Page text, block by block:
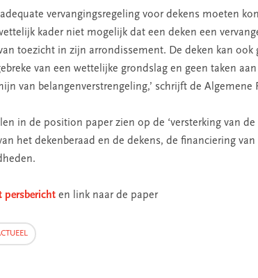
vervangingsregeling voor dekens moeten
kader niet mogelijk dat een deken een
toezicht in zijn arrondissement. De deken kan ook
van een wettelijke grondslag en geen taken
van belangenverstrengeling,’ schrijft de Algemene
in de position paper zien op de ‘versterking van de
het dekenberaad en de dekens, de financiering
persbericht en link naar de paper